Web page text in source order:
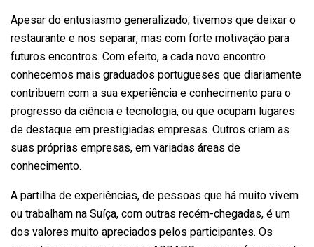
Apesar do entusiasmo generalizado, tivemos que deixar o
restaurante e nos separar, mas com forte motivação para
futuros encontros. Com efeito, a cada novo encontro
conhecemos mais graduados portugueses que diariamente
contribuem com a sua experiência e conhecimento para o
progresso da ciência e tecnologia, ou que ocupam lugares
de destaque em prestigiadas empresas. Outros criam as
suas próprias empresas, em variadas áreas de
conhecimento.
A partilha de experiências, de pessoas que há muito vivem
ou trabalham na Suíça, com outras recém-chegadas, é um
dos valores muito apreciados pelos participantes. Os